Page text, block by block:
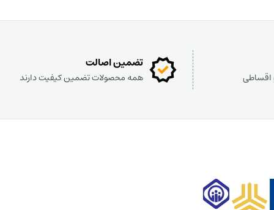
اقساطی
تضمین اصالت
همه محصولات تضمین کیفیت دارند